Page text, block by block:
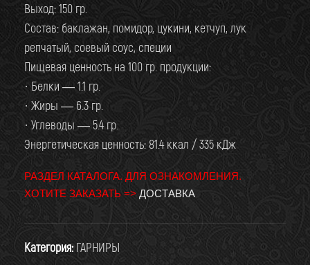
Выход: 150 гр.
Состав: баклажан, помидор, цукини, кетчуп, лук
репчатый, соевый соус, специи
Пищевая ценность на 100 гр. продукции:
· Белки — 1.1 гр.
· Жиры — 6.3 гр.
· Углеводы — 5.4 гр.
Энергетическая ценность: 81.4 ккал / 335 кДж
РАЗДЕЛ КАТАЛОГА. ДЛЯ ОЗНАКОМЛЕНИЯ.
ХОТИТЕ ЗАКАЗАТЬ => ДОСТАВКА
Категория: ГАРНИРЫ